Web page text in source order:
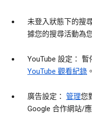
未登入狀態下的搜
據您的搜尋活動為
YouTube 設定： 暫
YouTube 觀看紀錄 。
廣告設定： 管理您
Google 合作網站/